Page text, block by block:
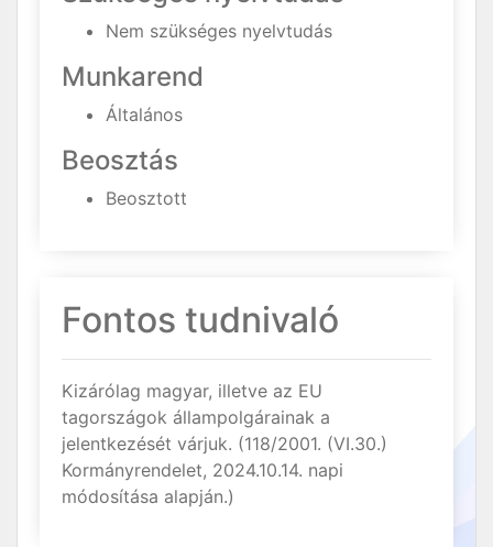
Nem szükséges nyelvtudás
Munkarend
Általános
Beosztás
Beosztott
Fontos tudnivaló
Kizárólag magyar, illetve az EU
tagországok állampolgárainak a
jelentkezését várjuk. (118/2001. (VI.30.)
Kormányrendelet, 2024.10.14. napi
módosítása alapján.)